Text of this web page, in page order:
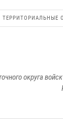
ТЕРРИТОРИАЛЬНЫЕ
округа